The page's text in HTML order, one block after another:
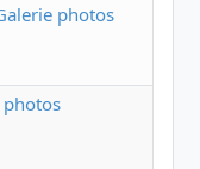
photos
message
photos
message